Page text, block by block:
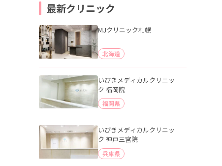
最新クリニック
MJクリニック札幌
北海道
いびきメディカルクリニッ
ク 福岡院
福岡県
いびきメディカルクリニッ
ク 神戸三宮院
兵庫県